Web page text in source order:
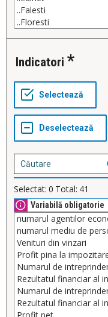
indicatori
Selectat: 0 Total: 41
Variabilă obligatorie